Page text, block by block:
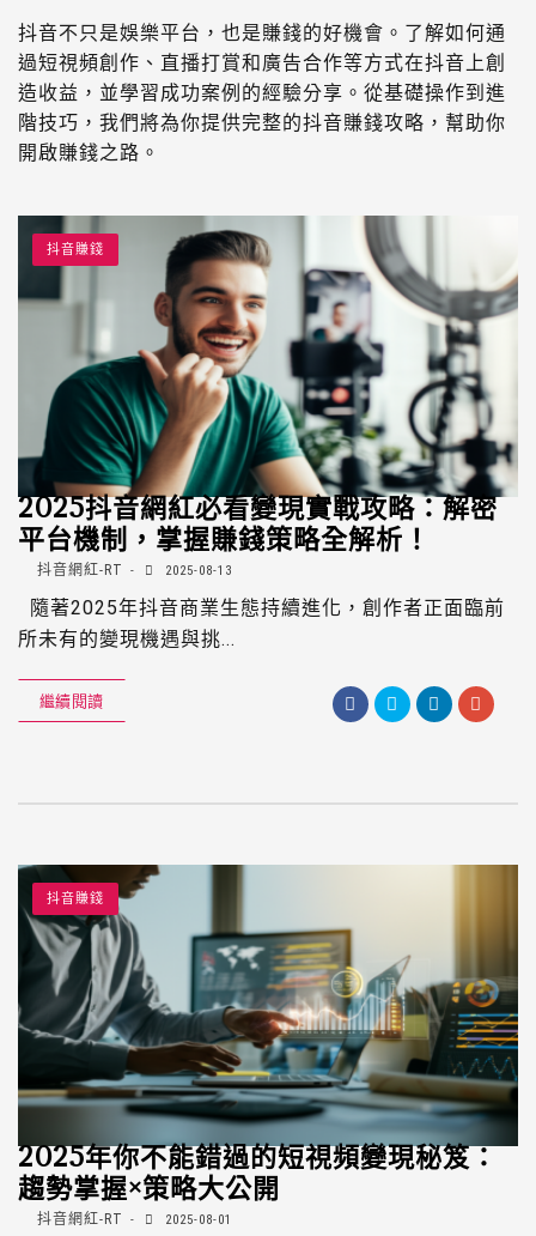
抖音不只是娛樂平台，也是賺錢的好機會。了解如何通
過短視頻創作、直播打賞和廣告合作等方式在抖音上創
造收益，並學習成功案例的經驗分享。從基礎操作到進
階技巧，我們將為你提供完整的抖音賺錢攻略，幫助你
開啟賺錢之路。
抖音賺錢
2025抖音網紅必看變現實戰攻略：解密
平台機制，掌握賺錢策略全解析！
抖音網紅-RT 2025-08-13
隨著2025年抖音商業生態持續進化，創作者正面臨前
所未有的變現機遇與挑...
繼續閱讀
抖音賺錢
2025年你不能錯過的短視頻變現秘笈：
趨勢掌握×策略大公開
抖音網紅-RT 2025-08-01